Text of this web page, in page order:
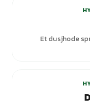
Et dusjhode